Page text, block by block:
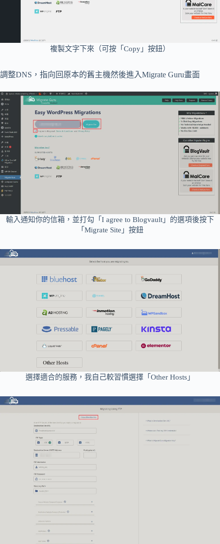
複製文字下來（可按「Copy」按鈕）
調整DNS，指向回原本的舊主機然後進入Migrate Guru畫面
輸入通知你的信箱，並打勾「I agree to Blogvault」的選項後按下
「Migrate Site」按鈕
選擇適合的服務，我自己較習慣選擇「Other Hosts」